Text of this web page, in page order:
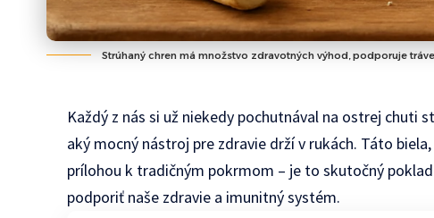
Strúhaný chren má množstvo zdravotných výhod, podporuje
Každý z nás si už niekedy pochutnával na ostrej chuti
aký mocný nástroj pre zdravie drží v rukách. Táto
prílohou k tradičným pokrmom – je to skutočný
podporiť naše zdravie a imunitný systém.